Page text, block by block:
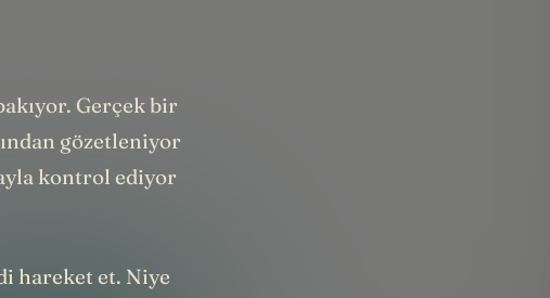
Gerçek bir
gözetleniyor
kontrol ediyor
hareket et. Niye